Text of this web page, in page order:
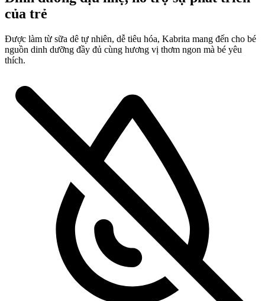
của trẻ
Được làm từ sữa dê tự nhiên, dễ tiêu hóa, Kabrita mang đến cho bé
nguồn dinh dưỡng đầy đủ cùng hương vị thơm ngon mà bé yêu
thích.